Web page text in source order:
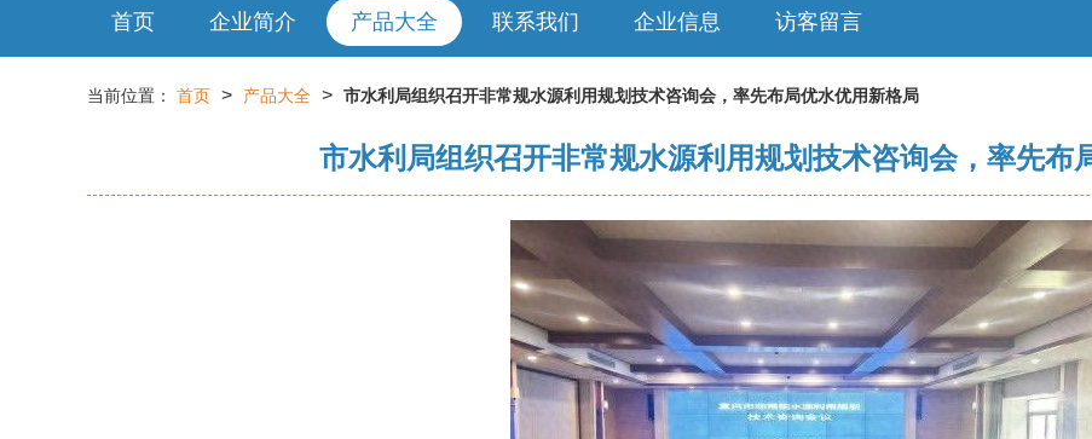
首页 企业简介 产品大全 联系我们 企业信息 访客留言
当前位置： 首页 > 产品大全 > 市水利局组织召开非常规水源利用规划技术咨询会，率先布局优水优用新格局
市水利局组织召开非常规水源利用规划技术咨询会，率先布